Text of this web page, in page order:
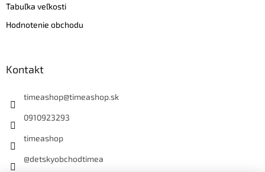
Tabuľka veľkosti
Hodnotenie obchodu
Kontakt
timeashop@timeashop.sk
0910923293
timeashop
@detskyobchodtimea